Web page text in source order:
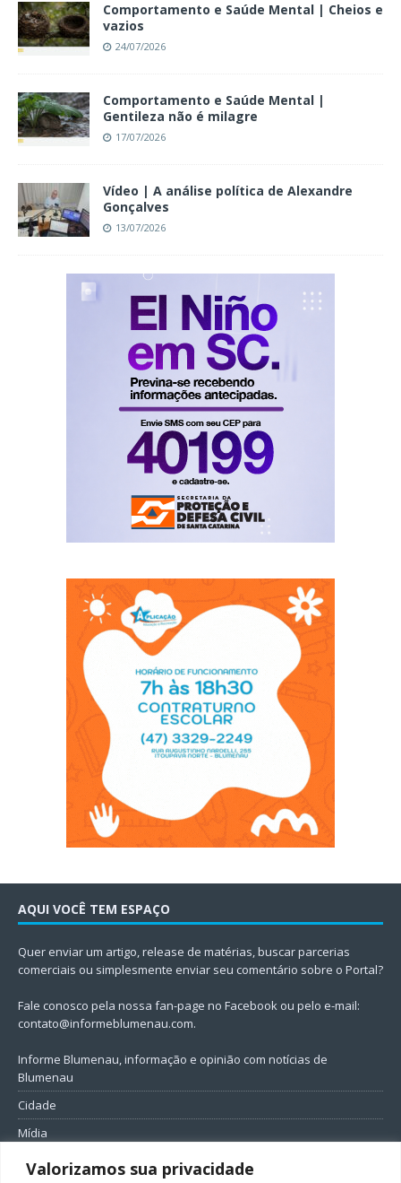
Valorizamos sua privacidade
Comportamento e Saúde Mental | Cheios e
vazios
24/07/2026
Comportamento e Saúde Mental |
Gentileza não é milagre
17/07/2026
Vídeo | A análise política de Alexandre
Gonçalves
13/07/2026
AQUI VOCÊ TEM ESPAÇO
Quer enviar um artigo, release de matérias, buscar parcerias
comerciais ou simplesmente enviar seu comentário sobre o Portal?
Fale conosco pela nossa fan-page no Facebook ou pelo e-mail:
contato@informeblumenau.com.
Informe Blumenau, informação e opinião com notícias de
Blumenau
Cidade
Mídia
Entretenimento